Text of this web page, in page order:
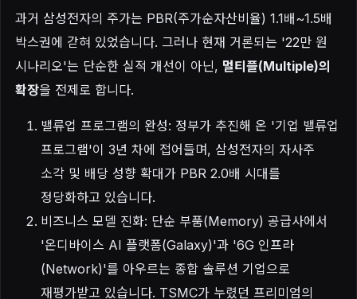
과거 삼성전자의 주가는 PBR(주가순자산비율) 1.1배~1.5배
박스권에 갇혀 있었습니다. 그러나 현재 거론되는 '22만 원
시나리오'는 단순한 실적 개선이 아닌, 멀티플(Multiple)의
확장을 전제로 합니다.
밸류업 프로그램의 완성: 정부가 추진해 온 '기업 밸류업
프로그램'이 3년 차에 접어들며, 삼성전자의 자사주
소각 및 배당 성향 확대가 PBR 2.0배 시대를
정당화하고 있습니다.
비즈니스 모델 진화: 단순 부품(Memory) 공급사에서
'온디바이스 AI 플랫폼(Galaxy)'과 '6G 인프라
(Network)'를 아우르는 종합 솔루션 기업으로
재평가받고 있습니다. TSMC가 누렸던 프리미엄의